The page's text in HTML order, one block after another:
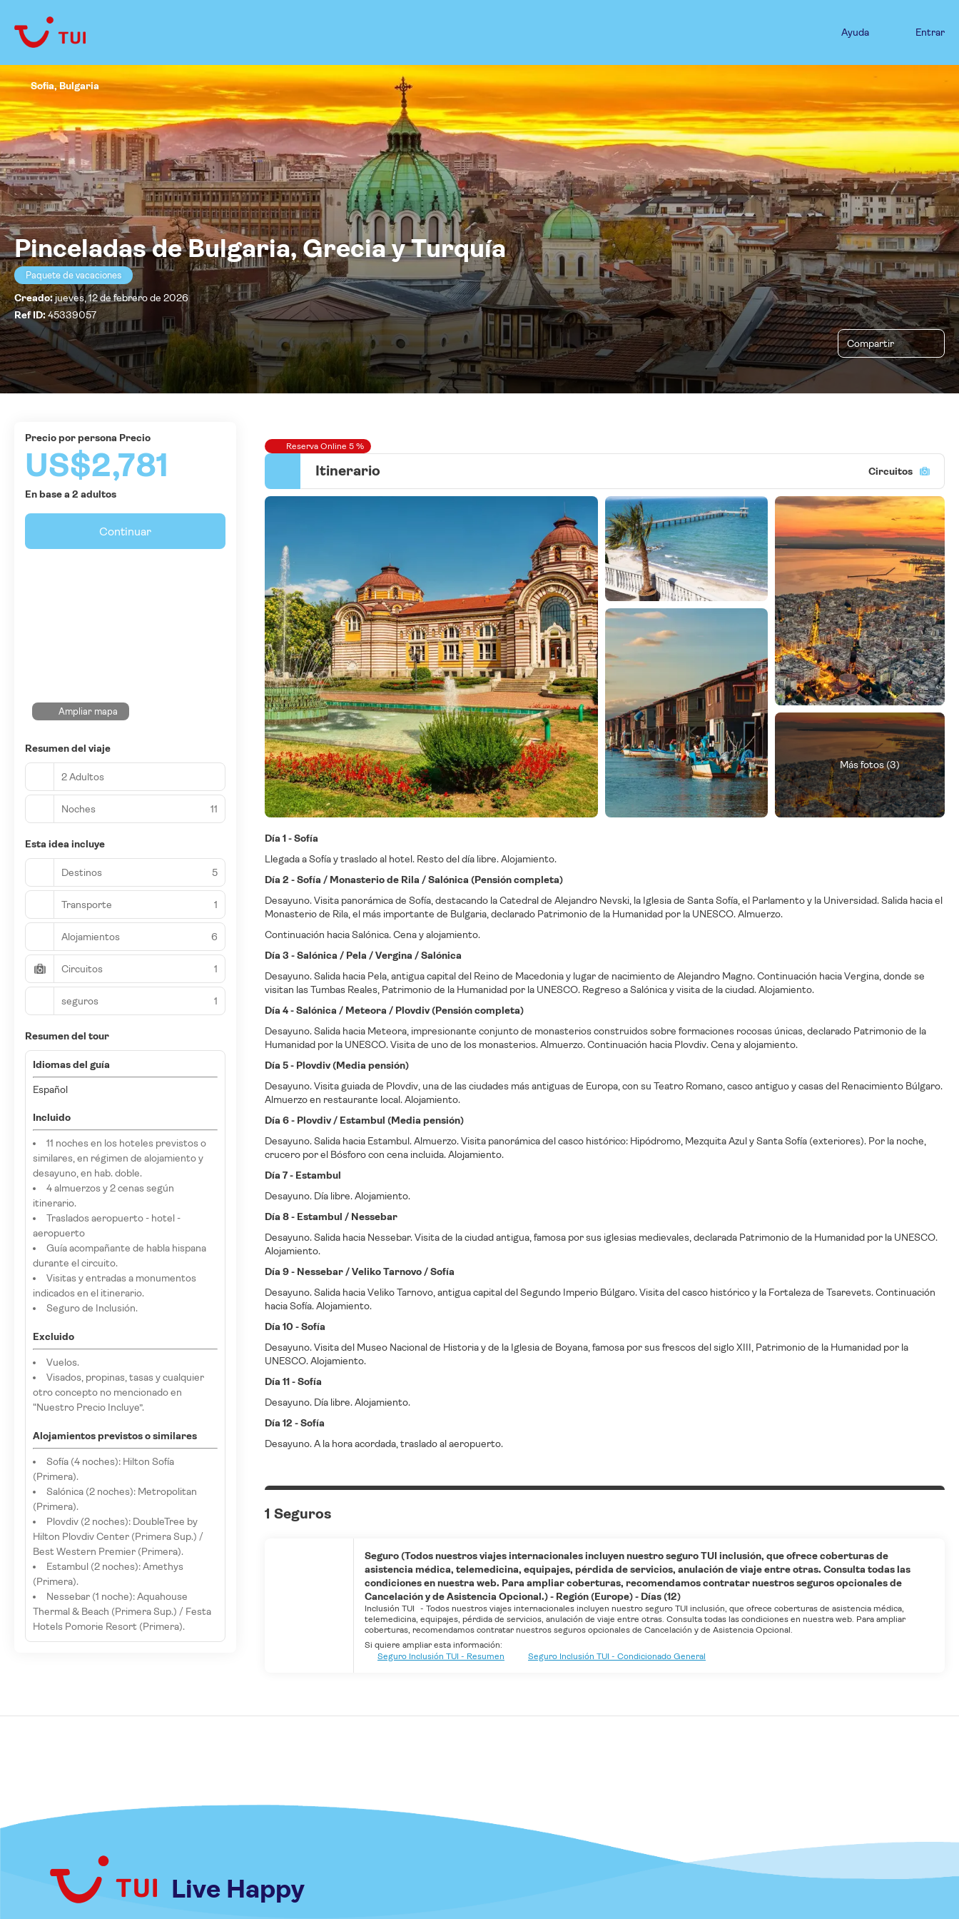
Ayuda Entrar
Pinceladas de Bulgaria, Grecia y Turquía
Paquete de vacaciones
Creado:jueves, 12 de febrero de 2026
Ref ID:45339057
Compartir
Sofia, Bulgaria
Reserva Online 5 %
Itinerario Circuitos
Más fotos (3)
Día 1 - Sofía
Llegada a Sofía y traslado al hotel. Resto del día libre. Alojamiento.
Día 2 - Sofía / Monasterio de Rila / Salónica (Pensión completa)
Desayuno. Visita panorámica de Sofía, destacando la Catedral de Alejandro Nevski, la Iglesia de Santa Sofía, el Parlamento y la Universidad. Salida hacia el
Monasterio de Rila, el más importante de Bulgaria, declarado Patrimonio de la Humanidad por la UNESCO. Almuerzo.
Continuación hacia Salónica. Cena y alojamiento.
Día 3 - Salónica / Pela / Vergina / Salónica
Desayuno. Salida hacia Pela, antigua capital del Reino de Macedonia y lugar de nacimiento de Alejandro Magno. Continuación hacia Vergina, donde se
visitan las Tumbas Reales, Patrimonio de la Humanidad por la UNESCO. Regreso a Salónica y visita de la ciudad. Alojamiento.
Día 4 - Salónica / Meteora / Plovdiv (Pensión completa)
Desayuno. Salida hacia Meteora, impresionante conjunto de monasterios construidos sobre formaciones rocosas únicas, declarado Patrimonio de la
Humanidad por la UNESCO. Visita de uno de los monasterios. Almuerzo. Continuación hacia Plovdiv. Cena y alojamiento.
Día 5 - Plovdiv (Media pensión)
Desayuno. Visita guiada de Plovdiv, una de las ciudades más antiguas de Europa, con su Teatro Romano, casco antiguo y casas del Renacimiento Búlgaro.
Almuerzo en restaurante local. Alojamiento.
Día 6 - Plovdiv / Estambul (Media pensión)
Desayuno. Salida hacia Estambul. Almuerzo. Visita panorámica del casco histórico: Hipódromo, Mezquita Azul y Santa Sofía (exteriores). Por la noche,
crucero por el Bósforo con cena incluida. Alojamiento.
Día 7 - Estambul
Desayuno. Día libre. Alojamiento.
Día 8 - Estambul / Nessebar
Desayuno. Salida hacia Nessebar. Visita de la ciudad antigua, famosa por sus iglesias medievales, declarada Patrimonio de la Humanidad por la UNESCO.
Alojamiento.
Día 9 - Nessebar / Veliko Tarnovo / Sofía
Desayuno. Salida hacia Veliko Tarnovo, antigua capital del Segundo Imperio Búlgaro. Visita del casco histórico y la Fortaleza de Tsarevets. Continuación
hacia Sofía. Alojamiento.
Día 10 - Sofía
Desayuno. Visita del Museo Nacional de Historia y de la Iglesia de Boyana, famosa por sus frescos del siglo XIII, Patrimonio de la Humanidad por la
UNESCO. Alojamiento.
Día 11 - Sofía
Desayuno. Día libre. Alojamiento.
Día 12 - Sofía
Desayuno. A la hora acordada, traslado al aeropuerto.
1 Seguros
Seguro (Todos nuestros viajes internacionales incluyen nuestro seguro TUI inclusión, que ofrece coberturas de
asistencia médica, telemedicina, equipajes, pérdida de servicios, anulación de viaje entre otras. Consulta todas las
condiciones en nuestra web. Para ampliar coberturas, recomendamos contratar nuestros seguros opcionales de
Cancelación y de Asistencia Opcional.) - Región (Europe) - Días (12)
Inclusión TUI - Todos nuestros viajes internacionales incluyen nuestro seguro TUI inclusión, que ofrece coberturas de asistencia médica,
telemedicina, equipajes, pérdida de servicios, anulación de viaje entre otras. Consulta todas las condiciones en nuestra web. Para ampliar
coberturas, recomendamos contratar nuestros seguros opcionales de Cancelación y de Asistencia Opcional.
Si quiere ampliar esta información:
Seguro Inclusión TUI - Resumen
Seguro Inclusión TUI - Condicionado General
precio por persona Precio
US$2,781
En base a 2 adultos
Continuar
Ampliar mapa
Resumen del viaje
2 Adultos
Noches 11
Esta idea incluye
Destinos 5
Transporte 1
Alojamientos 6
Circuitos 1
seguros 1
Resumen del tour
Idiomas del guía
Español
Incluido
11 noches en los hoteles previstos o
similares, en régimen de alojamiento y
desayuno, en hab. doble.
4 almuerzos y 2 cenas según
itinerario.
Traslados aeropuerto - hotel -
aeropuerto
Guía acompañante de habla hispana
durante el circuito.
Visitas y entradas a monumentos
indicados en el itinerario.
Seguro de Inclusión.
Excluido
Vuelos.
Visados, propinas, tasas y cualquier
otro concepto no mencionado en
“Nuestro Precio Incluye”.
Alojamientos previstos o similares
Sofía (4 noches): Hilton Sofía
(Primera).
Salónica (2 noches): Metropolitan
(Primera).
Plovdiv (2 noches): DoubleTree by
Hilton Plovdiv Center (Primera Sup.) /
Best Western Premier (Primera).
Estambul (2 noches): Amethys
(Primera).
Nessebar (1 noche): Aquahouse
Thermal & Beach (Primera Sup.) / Festa
Hotels Pomorie Resort (Primera).
Live Happy